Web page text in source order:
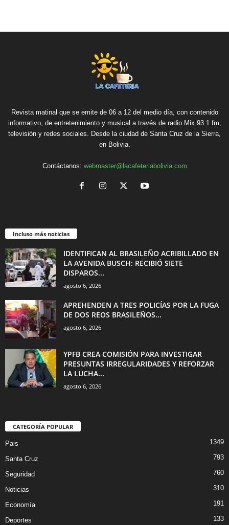
Revista matinal que se emite de 06 a 12 del medio día, con contenido
informativo, de entretenimiento y musical a través de radio Mix 93.1 fm,
televisión y redes sociales. Desde la ciudad de Santa Cruz de la Sierra,
en Bolivia.
Contáctanos: webmaster@lacafeteriabolivia.com
Incluso más noticias
IDENTIFICAN AL BRASILEÑO ACRIBILLADO EN
LA AVENIDA BUSCH: RECIBIÓ SIETE
DISPAROS...
agosto 6, 2026
APREHENDEN A TRES POLICÍAS POR LA FUGA
DE DOS REOS BRASILEÑOS...
agosto 6, 2026
YPFB CREA COMISIÓN PARA INVESTIGAR
PRESUNTAS IRREGULARIDADES Y REFORZAR
LA LUCHA...
agosto 6, 2026
CATEGORÍA POPULAR
Pais 1349
Santa Cruz 793
Seguridad 760
Noticias 310
Economía 191
Deportes 133